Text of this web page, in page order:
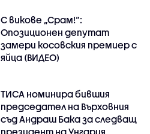
С викове „Срам!“:
Опозиционен депутат
замери косовския премиер с
яйца (ВИДЕО)
ТИСА номинира бившия
председател на Върховния
съд Андраш Бака за следващ
президент на Унгария